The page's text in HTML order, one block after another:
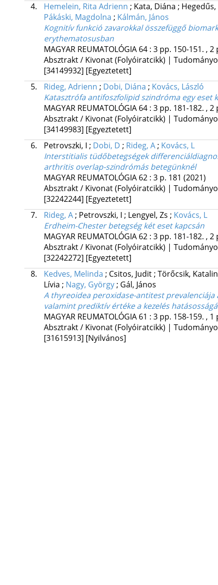
4.
Hemelein, Rita Adrienn ; Kata, Diána ;
Pákáski, Magdolna ; Kálmán, János
Kognitív funkció zavarokkal összefüggő
erythematosusban
MAGYAR REUMATOLÓGIA 64: 3 pp. 150-151. , 2
Absztrakt / Kivonat (Folyóiratcikk) |
[34149932] [Egyeztetett]
5.
Rideg, Adrienn ; Dobi, Diána ; Kovács, László
Katasztrófa antifoszfolipid szindróma egy eset
MAGYAR REUMATOLÓGIA 64: 3 pp. 181-182. , 2
Absztrakt / Kivonat (Folyóiratcikk) |
[34149983] [Egyeztetett]
6.
Petrovszki, I ; Dobi, D ; Rideg, A ; Kovács, L
Interstitialis tüdőbetegségek
arthritis overlap-szindrómás betegünknél
MAGYAR REUMATOLÓGIA 62: 3 p. 181 (2021)
Absztrakt / Kivonat (Folyóiratcikk) |
[32242244] [Egyeztetett]
7.
Rideg, A ; Petrovszki, I ; Lengyel, Zs ; Kovács, L
Erdheim-Chester betegség két eset kapcsán
MAGYAR REUMATOLÓGIA 62: 3 pp. 181-182. , 2
Absztrakt / Kivonat (Folyóiratcikk) |
[32242272] [Egyeztetett]
8.
Kedves, Melinda ; Csitos, Judit ; Törőcsik,
Lívia ; Nagy, György ; Gál, János
A thyreoidea peroxidase-antitest
valamint prediktív értéke a kezelés
MAGYAR REUMATOLÓGIA 61 : 3 pp. 158-159. , 1
Absztrakt / Kivonat (Folyóiratcikk) |
[31615913] [Nyilvános]